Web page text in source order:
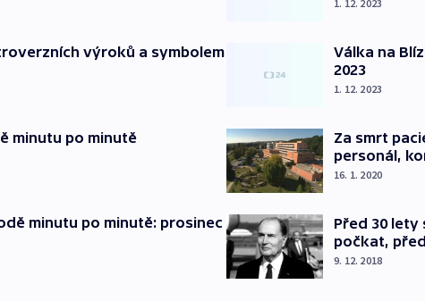
výroků a symbolem
minutu po minutě
minutu po minutě: prosinec
1. 12. 2023
Válka na
2023
1. 12. 2023
Za smrt
personál,
16. 1. 2020
Před 30 lety
počkat,
9. 12. 2018